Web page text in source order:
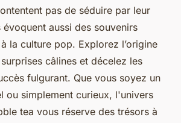
pas de séduire par leur
aussi des souvenirs
la culture pop. Explorez l’origine
câlines et décelez les
fulgurant. Que vous soyez un
ou simplement curieux, l'univers
tea vous réserve des trésors à